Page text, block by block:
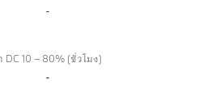
-
10 – 80% (ชั่วโมง)
-